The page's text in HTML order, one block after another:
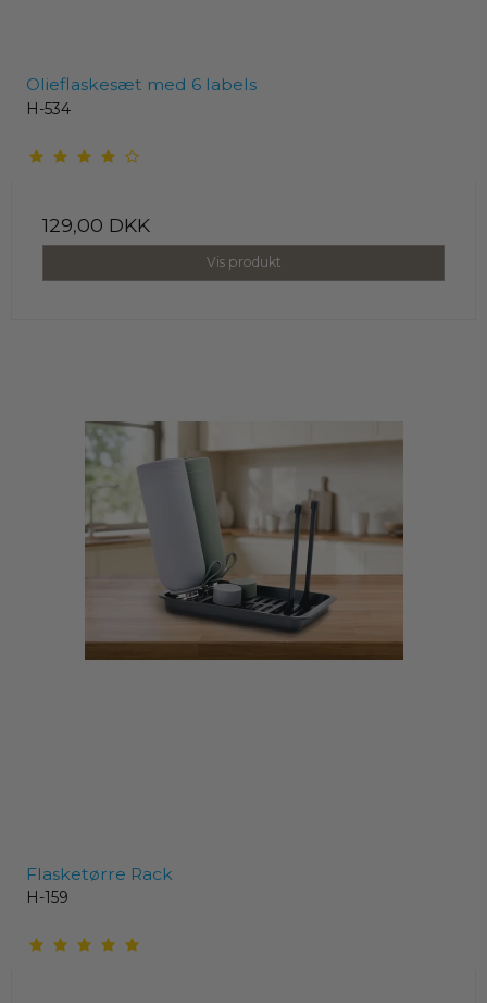
Olieflaskesæt med 6 labels
H-534
129,00 DKK
Vis produkt
Flasketørre Rack
H-159